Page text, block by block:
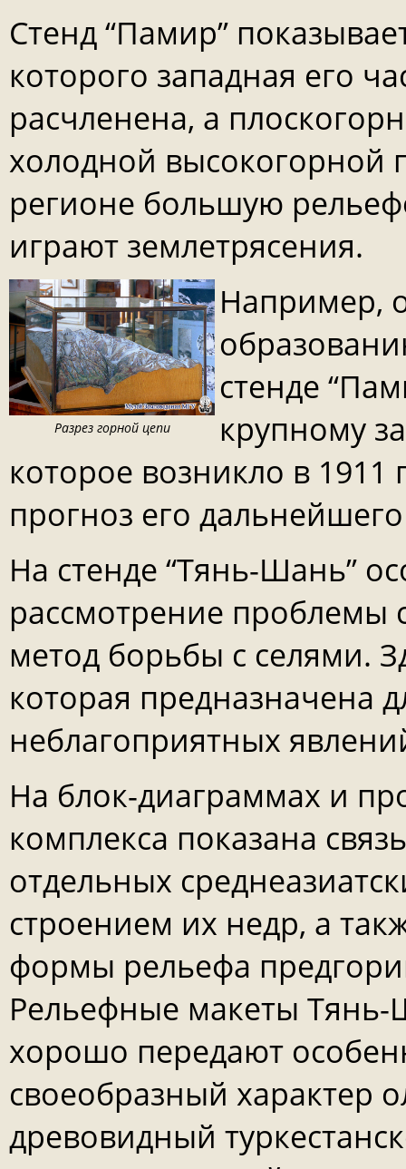
Стенд “Памир”
которого западная его
расчленена, а
холодной высокогорной
регионе большую
играют землетрясения.
Разрез горной цепи
Например,
стенде
крупному
которое возникло в 1911
прогноз его
На стенде “Тянь-Шань”
рассмотрение проблемы
метод борьбы с селями.
которая предназначена
неблагоприятных
На блок-диаграммах и
комплекса показана
отдельных
строением их недр, а
формы рельефа
Рельефные макеты
хорошо передают
своеобразный характер
древовидный